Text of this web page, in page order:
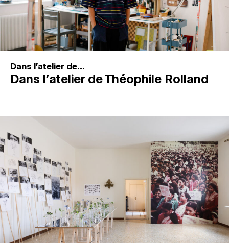
Recherche
Connexion
Dans l'atelier de...
Dans l’atelier de Théophile Rolland